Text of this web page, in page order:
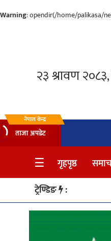
Warning: opendir(/home/palikasa/
समाचार
प्रदेश
अन्तर्वार्ता
मनोरञ्जन
साहित्य
नेपाल केन्द्र
ताजा अपडेट
☰ गृहपृष्ठ
ट्रेण्डिङ :